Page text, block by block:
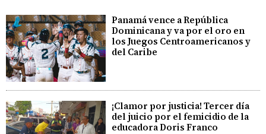
Panamá vence a República
Dominicana y va por el oro en
los Juegos Centroamericanos y
del Caribe
¡Clamor por justicia! Tercer día
del juicio por el femicidio de la
educadora Doris Franco